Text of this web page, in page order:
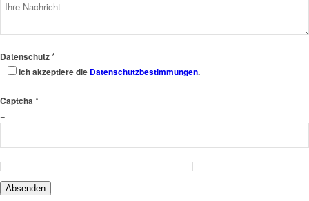
Datenschutz*
Ich akzeptiere die Datenschutzbestimmungen.
Captcha *
=
Absenden